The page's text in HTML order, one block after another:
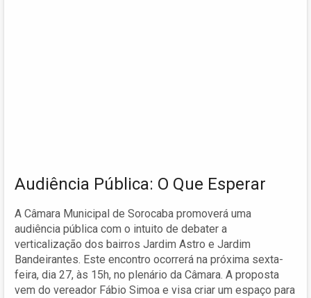
Audiência Pública: O Que Esperar
A Câmara Municipal de Sorocaba promoverá uma
audiência pública com o intuito de debater a
verticalização dos bairros Jardim Astro e Jardim
Bandeirantes. Este encontro ocorrerá na próxima sexta-
feira, dia 27, às 15h, no plenário da Câmara. A proposta
vem do vereador Fábio Simoa e visa criar um espaço para